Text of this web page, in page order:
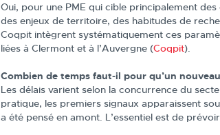
Oui, pour une PME qui cible principalement
des enjeux de territoire, des habitudes de
Coqpit intègrent systématiquement ces
liées à Clermont et à l’Auvergne (Coqpit).
Combien de temps faut‑il pour qu’un
Les délais varient selon la concurrence du
pratique, les premiers signaux apparaissent
a été pensé en amont. L’essentiel est de